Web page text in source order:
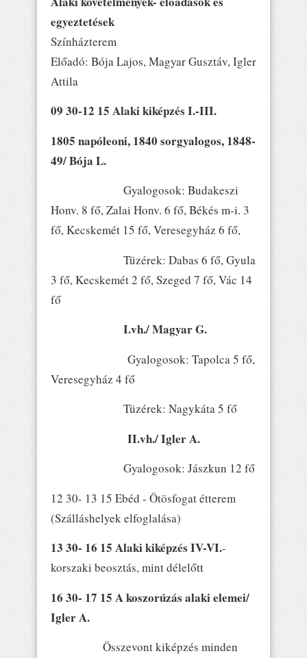
egyeztetések
Színházterem
Előadó: Bója Lajos, Magyar Gusztáv, Igler
Attila
09 30-12 15 Alaki kiképzés I.-III.
1805 napóleoni, 1840 sorgyalogos, 1848-
49/ Bója L.
Gyalogosok: Budakeszi
Honv. 8 fő, Zalai Honv. 6 fő, Békés m-i. 3
fő, Kecskemét 15 fő, Veresegyház 6 fő,
Tüzérek: Dabas 6 fő, Gyula
3 fő, Kecskemét 2 fő, Szeged 7 fő, Vác 14
fő
I.vh./ Magyar G.
Gyalogosok: Tapolca 5 fő,
Veresegyház 4 fő
Tüzérek: Nagykáta 5 fő
II.vh./ Igler A.
Gyalogosok: Jászkun 12 fő
12 30- 13 15 Ebéd - Ötösfogat étterem
(Szálláshelyek elfoglalása)
13 30- 16 15 Alaki kiképzés IV-VI.-
korszaki beosztás, mint délelőtt
16 30- 17 15 A koszorúzás alaki elemei/
Igler A.
Összevont kiképzés minden